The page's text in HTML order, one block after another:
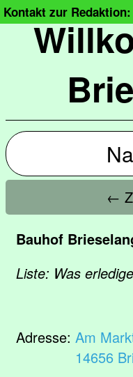
Kontakt zur Redaktion:
←
Bauhof
Liste: Was
Adresse: Am
14656